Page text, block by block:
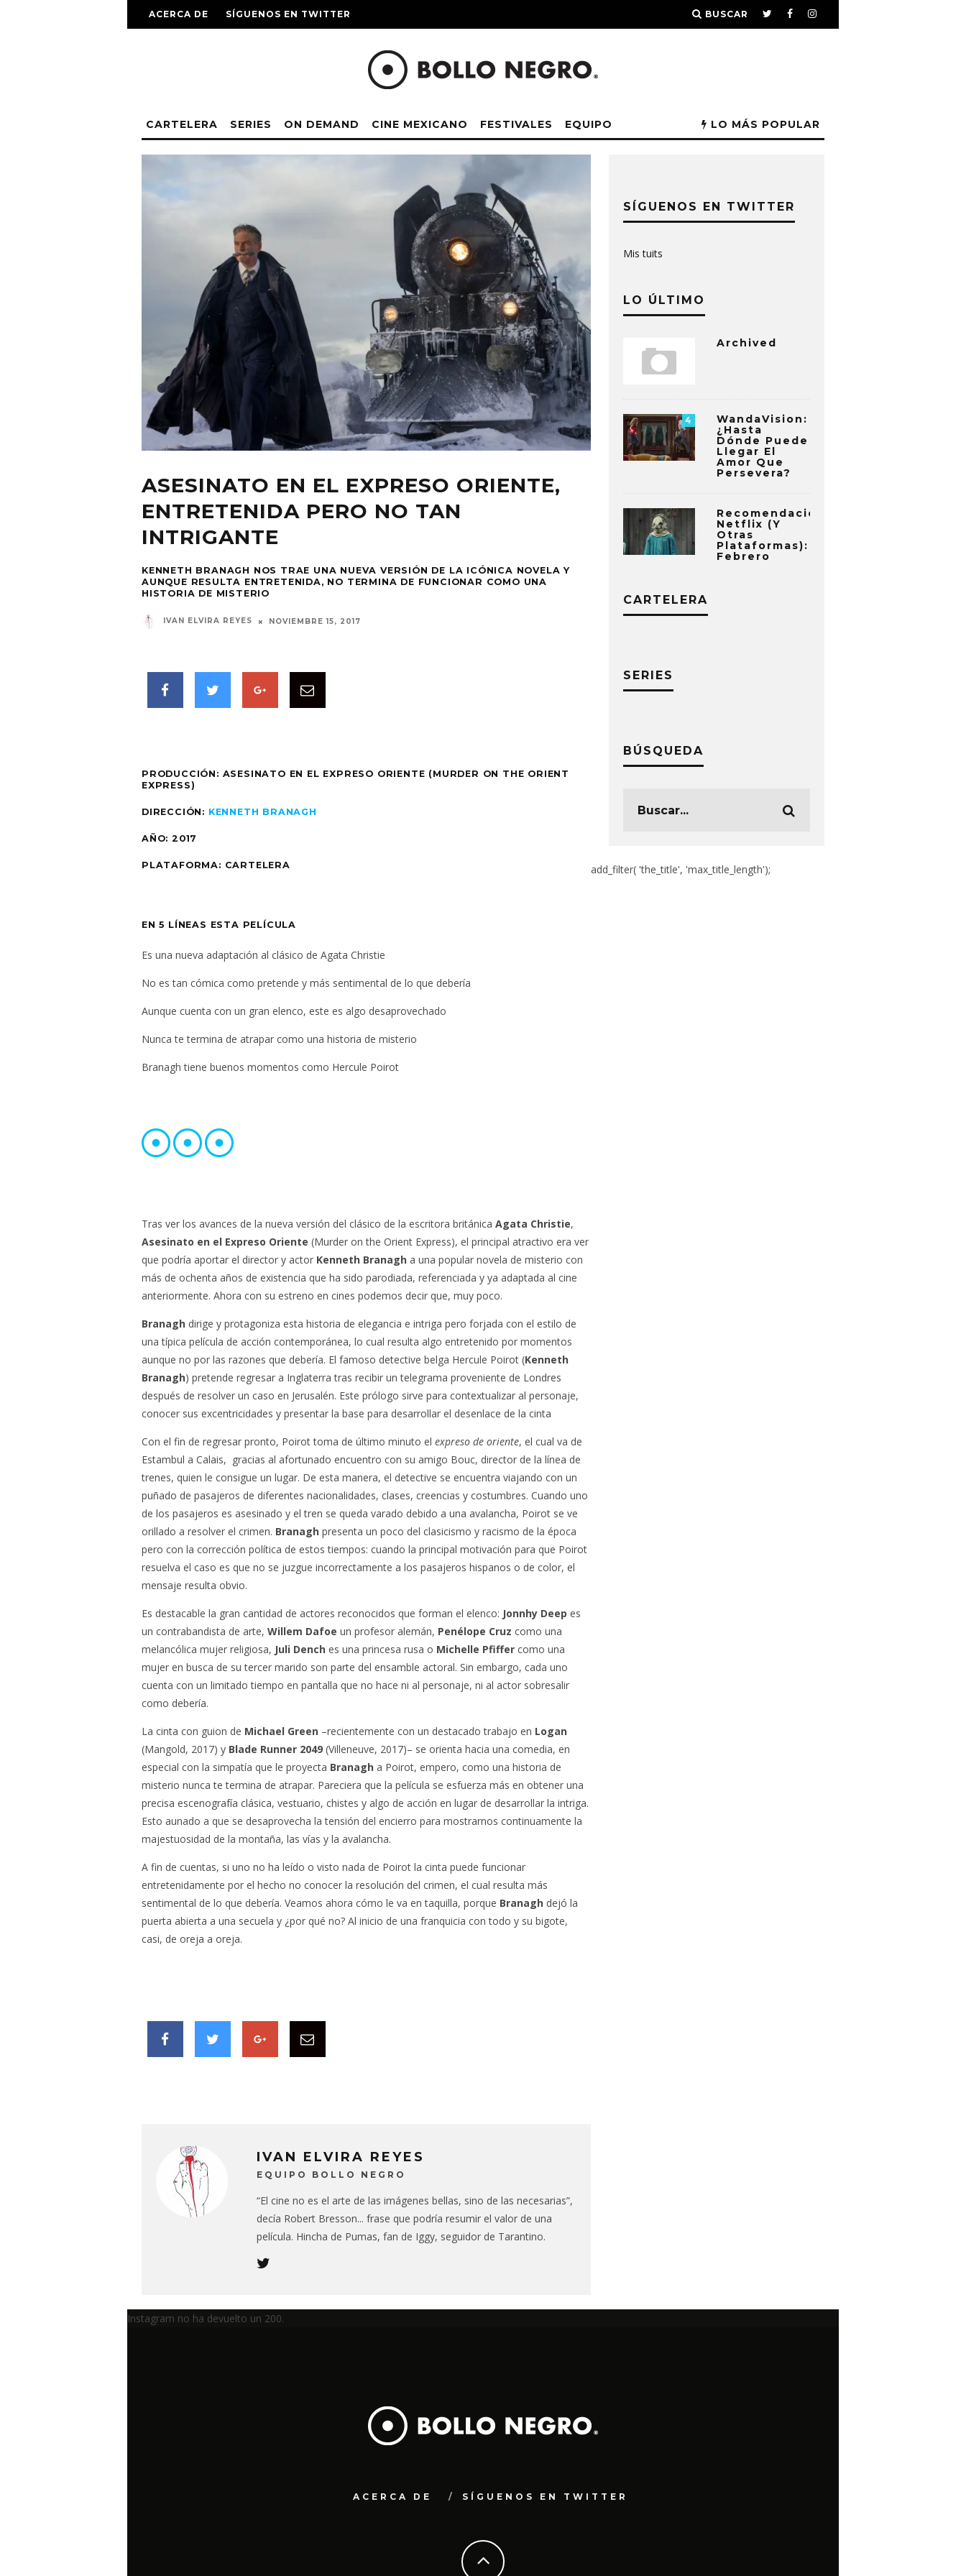
ACERCA DE SÍGUENOS EN TWITTER BUSCAR
CARTELERA SERIES ON DEMAND CINE MEXICANO FESTIVALES EQUIPO LO MÁS POPULAR
ASESINATO EN EL EXPRESO ORIENTE,
ENTRETENIDA PERO NO TAN
INTRIGANTE
KENNETH BRANAGH NOS TRAE UNA NUEVA VERSIÓN DE LA ICÓNICA NOVELA Y
AUNQUE RESULTA ENTRETENIDA, NO TERMINA DE FUNCIONAR COMO UNA
HISTORIA DE MISTERIO
IVAN ELVIRA REYES NOVIEMBRE 15, 2017
PRODUCCIÓN: ASESINATO EN EL EXPRESO ORIENTE (MURDER ON THE ORIENT
EXPRESS)
DIRECCIÓN: KENNETH BRANAGH
AÑO: 2017
PLATAFORMA: CARTELERA
EN 5 LÍNEAS ESTA PELÍCULA
Es una nueva adaptación al clásico de Agata Christie
No es tan cómica como pretende y más sentimental de lo que debería
Aunque cuenta con un gran elenco, este es algo desaprovechado
Nunca te termina de atrapar como una historia de misterio
Branagh tiene buenos momentos como Hercule Poirot
Tras ver los avances de la nueva versión del clásico de la escritora británica Agata Christie,
Asesinato en el Expreso Oriente (Murder on the Orient Express), el principal atractivo era ver
que podría aportar el director y actor Kenneth Branagh a una popular novela de misterio con
más de ochenta años de existencia que ha sido parodiada, referenciada y ya adaptada al cine
anteriormente. Ahora con su estreno en cines podemos decir que, muy poco.
Branagh dirige y protagoniza esta historia de elegancia e intriga pero forjada con el estilo de
una típica película de acción contemporánea, lo cual resulta algo entretenido por momentos
aunque no por las razones que debería. El famoso detective belga Hercule Poirot (Kenneth
Branagh) pretende regresar a Inglaterra tras recibir un telegrama proveniente de Londres
después de resolver un caso en Jerusalén. Este prólogo sirve para contextualizar al personaje,
conocer sus excentricidades y presentar la base para desarrollar el desenlace de la cinta
Con el fin de regresar pronto, Poirot toma de último minuto el expreso de oriente, el cual va de
Estambul a Calais, gracias al afortunado encuentro con su amigo Bouc, director de la línea de
trenes, quien le consigue un lugar. De esta manera, el detective se encuentra viajando con un
puñado de pasajeros de diferentes nacionalidades, clases, creencias y costumbres. Cuando uno
de los pasajeros es asesinado y el tren se queda varado debido a una avalancha, Poirot se ve
orillado a resolver el crimen. Branagh presenta un poco del clasicismo y racismo de la época
pero con la corrección política de estos tiempos: cuando la principal motivación para que Poirot
resuelva el caso es que no se juzgue incorrectamente a los pasajeros hispanos o de color, el
mensaje resulta obvio.
Es destacable la gran cantidad de actores reconocidos que forman el elenco: Jonnhy Deep es
un contrabandista de arte, Willem Dafoe un profesor alemán, Penélope Cruz como una
melancólica mujer religiosa, Juli Dench es una princesa rusa o Michelle Pfiffer como una
mujer en busca de su tercer marido son parte del ensamble actoral. Sin embargo, cada uno
cuenta con un limitado tiempo en pantalla que no hace ni al personaje, ni al actor sobresalir
como debería.
La cinta con guion de Michael Green –recientemente con un destacado trabajo en Logan
(Mangold, 2017) y Blade Runner 2049 (Villeneuve, 2017)– se orienta hacia una comedia, en
especial con la simpatía que le proyecta Branagh a Poirot, empero, como una historia de
misterio nunca te termina de atrapar. Pareciera que la película se esfuerza más en obtener una
precisa escenografía clásica, vestuario, chistes y algo de acción en lugar de desarrollar la intriga.
Esto aunado a que se desaprovecha la tensión del encierro para mostrarnos continuamente la
majestuosidad de la montaña, las vías y la avalancha.
A fin de cuentas, si uno no ha leído o visto nada de Poirot la cinta puede funcionar
entretenidamente por el hecho no conocer la resolución del crimen, el cual resulta más
sentimental de lo que debería. Veamos ahora cómo le va en taquilla, porque Branagh dejó la
puerta abierta a una secuela y ¿por qué no? Al inicio de una franquicia con todo y su bigote,
casi, de oreja a oreja.
IVAN ELVIRA REYES
EQUIPO BOLLO NEGRO
“El cine no es el arte de las imágenes bellas, sino de las necesarias”,
decía Robert Bresson... frase que podría resumir el valor de una
película. Hincha de Pumas, fan de Iggy, seguidor de Tarantino.
SÍGUENOS EN TWITTER
Mis tuits
LO ÚLTIMO
Archived
4
WandaVision:
¿Hasta
Dónde Puede
Llegar El
Amor Que
Persevera?
Recomendaciones
Netflix (y
Otras
Plataformas):
Febrero
CARTELERA
SERIES
BÚSQUEDA
add_filter( 'the_title', 'max_title_length');
Instagram no ha devuelto un 200.
ACERCA DE SÍGUENOS EN TWITTER